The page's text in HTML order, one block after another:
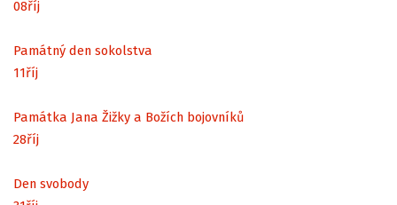
08říj
Památný den sokolstva
11říj
Památka Jana Žižky a Božích bojovníků
28říj
Den svobody